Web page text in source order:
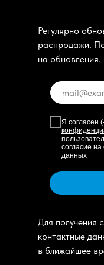
Регулярно
распродажи.
на обновления.
Я согласен
согласие
данных
Для получения
контактные
в ближайшее